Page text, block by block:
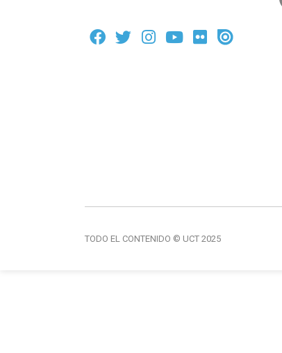
TODO EL CONTENIDO © UCT 2025